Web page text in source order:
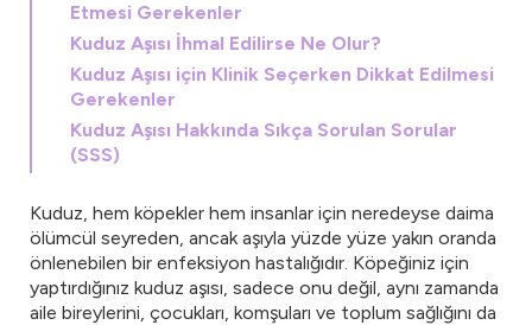
Etmesi Gerekenler
Kuduz Aşısı İhmal Edilirse Ne Olur?
Kuduz Aşısı için Klinik Seçerken Dikkat Edilmesi
Gerekenler
Kuduz Aşısı Hakkında Sıkça Sorulan Sorular
(SSS)
Kuduz, hem köpekler hem insanlar için neredeyse daima
ölümcül seyreden, ancak aşıyla yüzde yüze yakın oranda
önlenebilen bir enfeksiyon hastalığıdır. Köpeğiniz için
yaptırdığınız kuduz aşısı, sadece onu değil, aynı zamanda
aile bireylerini, çocukları, komşuları ve toplum sağlığını da